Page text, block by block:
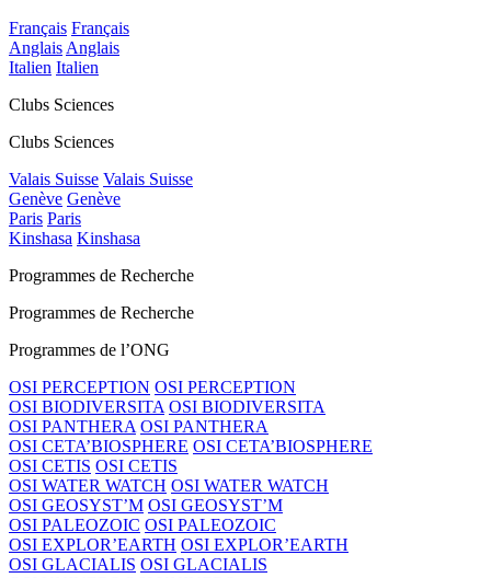
Français Français
Anglais Anglais
Italien Italien
Clubs Sciences
Clubs Sciences
Valais Suisse Valais Suisse
Genève Genève
Paris Paris
Kinshasa Kinshasa
Programmes de Recherche
Programmes de Recherche
Programmes de l’ONG
OSI PERCEPTION OSI PERCEPTION
OSI BIODIVERSITA OSI BIODIVERSITA
OSI PANTHERA OSI PANTHERA
OSI CETA’BIOSPHERE OSI CETA’BIOSPHERE
OSI CETIS OSI CETIS
OSI WATER WATCH OSI WATER WATCH
OSI GEOSYST’M OSI GEOSYST’M
OSI PALEOZOIC OSI PALEOZOIC
OSI EXPLOR’EARTH OSI EXPLOR’EARTH
OSI GLACIALIS OSI GLACIALIS